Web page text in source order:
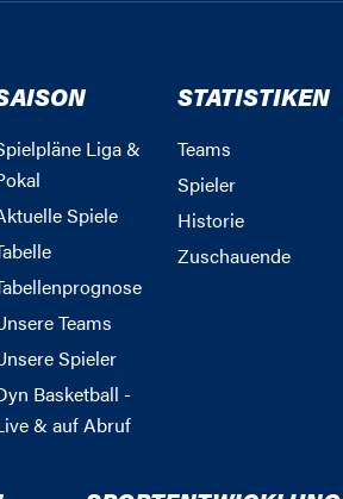
Liga &
Spiele
Teams
Spieler
Basketball -
& auf Abruf
STATISTIKEN
Teams
Spieler
Historie
Zuschauende